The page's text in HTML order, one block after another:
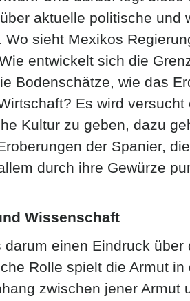
aktuelle politische und
Wo sieht Mexikos
entwickelt sich die
Bodenschätze, wie das
Es wird
Kultur zu geben, dazu
der Spanier,
durch ihre Gewürze
Wissenschaft
darum einen Eindruck über
Rolle spielt die Armut
zwischen jener Armut